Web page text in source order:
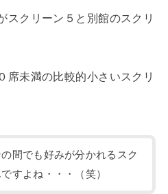
スクリーン５と別館のスクリ
席未満の比較的小さいスクリ
間でも好みが分かれるスク
すよね・・・（笑）